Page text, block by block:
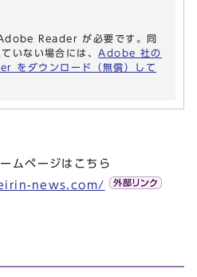
Reader が必要です。同
いない場合には、 Adobe 社の
をダウンロード（無償）して
ページはこちら
news.com/